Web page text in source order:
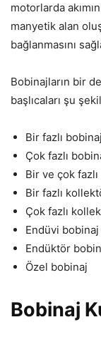
motorlarda
manyetik alan
bağlanmasını
Bobinajların bir
başlıcaları şu
Bir fazlı bobinaj
Çok fazlı
Bir ve çok
Bir fazlı
Çok fazlı
Endüvi bobinaj
Endüktör
Özel bobinaj
Bobinaj